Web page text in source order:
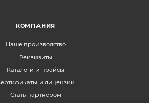
КОМПАНИЯ
Наше производство
Реквизиты
Каталоги и прайсы
и лицензии
Стать партнером